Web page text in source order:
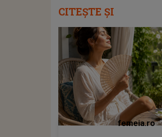
CITEȘTE ȘI
femeia.ro